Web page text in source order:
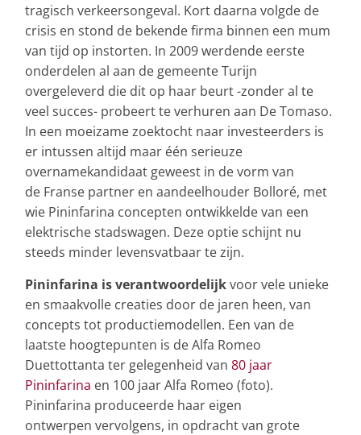
tragisch verkeersongeval. Kort daarna volgde de
crisis en stond de bekende firma binnen een mum
van tijd op instorten. In 2009 werdende eerste
onderdelen al aan de gemeente Turijn
overgeleverd die dit op haar beurt -zonder al te
veel succes- probeert te verhuren aan De Tomaso.
In een moeizame zoektocht naar investeerders is
er intussen altijd maar één serieuze
overnamekandidaat geweest in de vorm van
de Franse partner en aandeelhouder Bolloré, met
wie Pininfarina concepten ontwikkelde van een
elektrische stadswagen. Deze optie schijnt nu
steeds minder levensvatbaar te zijn.
Pininfarina is verantwoordelijkvoor vele unieke
en smaakvolle creaties door de jaren heen, van
concepts tot productiemodellen. Een van de
laatste hoogtepunten is de Alfa Romeo
Duettottanta ter gelegenheid van 80 jaar
Pininfarina en 100 jaar Alfa Romeo (foto).
Pininfarina produceerde haar eigen
ontwerpen vervolgens, in opdracht van grote